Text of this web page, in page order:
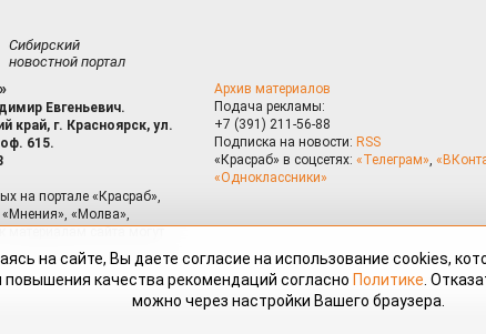
Сибирский
новостной портал
Евгеньевич.
край, г. Красноярск, ул.
615.
на портале «Красраб»,
«Молва»,
сайта могут
Архив материалов
Подача рекламы:
+7 (391) 211-56-88
Подписка на новости: RSS
«Красраб» в соцсетях: «Телеграм»,
«Одноклассники»
на сайте, Вы даете согласие на использование cookies,
повышения качества рекомендаций согласно Политике .
можно через настройки Вашего браузера.